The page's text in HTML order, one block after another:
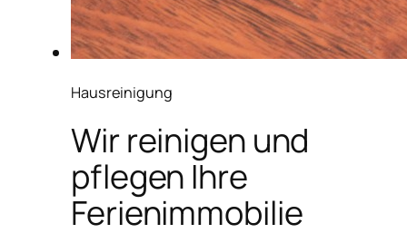
Hausreinigung
Wir reinigen und
pflegen Ihre
Ferienimmobilie